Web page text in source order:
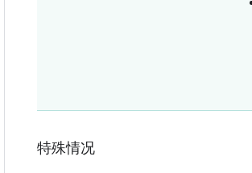
特殊情况